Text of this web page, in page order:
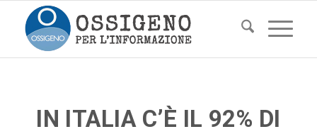
IN ITALIA C’È IL 92% DI